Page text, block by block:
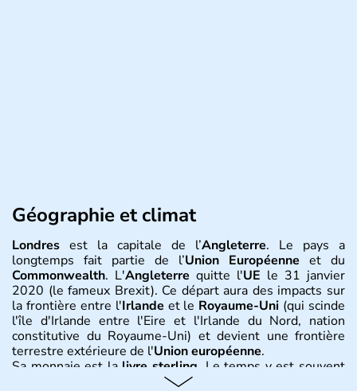
Géographie et climat
Londres est la capitale de l’Angleterre. Le pays a
longtemps fait partie de l’Union Européenne et du
Commonwealth. L'Angleterre quitte l'UE le 31 janvier
2020 (le fameux Brexit). Ce départ aura des impacts sur
la frontière entre l'Irlande et le Royaume-Uni (qui scinde
l'île d'Irlande entre l'Eire et l'Irlande du Nord, nation
constitutive du Royaume-Uni) et devient une frontière
terrestre extérieure de l'Union européenne.
Sa monnaie est lalivre sterling . Le temps y est souvent
instable avec de nombreuses précipitations : il s’agit d’un